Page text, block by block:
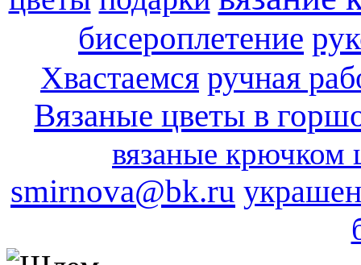
бисероплетение
Хвастаемся ручная
Вязаные цветы в
вязаные крючком
smirnova@bk.ru